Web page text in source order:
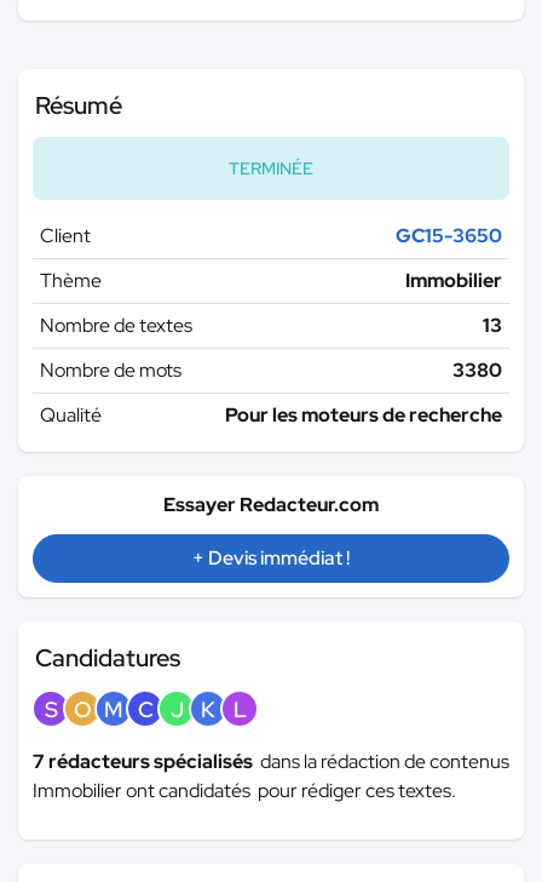
Résumé
TERMINÉE
Client
GC15-3650
Thème
Immobilier
Nombre de textes
13
Nombre de mots
3380
Qualité
Pour les moteurs de recherche
Essayer Redacteur.com
+ Devis immédiat !
Candidatures
S O M C J K L
7 rédacteurs spécialisés dans la rédaction de contenus
Immobilier ont candidatés pour rédiger ces textes.